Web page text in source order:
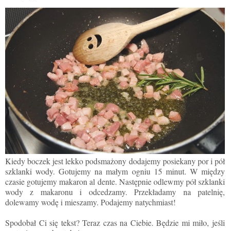
Kiedy boczek jest lekko podsmażony dodajemy posiekany por i pół
szklanki wody. Gotujemy na małym ogniu 15 minut. W między
czasie gotujemy makaron al dente. Następnieodlewmy pół szklanki
wody z makaronu i odcedzamy. Przekładamy na patelnię,
dolewamy wodę i mieszamy. Podajemy natychmiast!
Spodobał Ci się tekst? Teraz czas na Ciebie. Będzie mi miło, jeśli